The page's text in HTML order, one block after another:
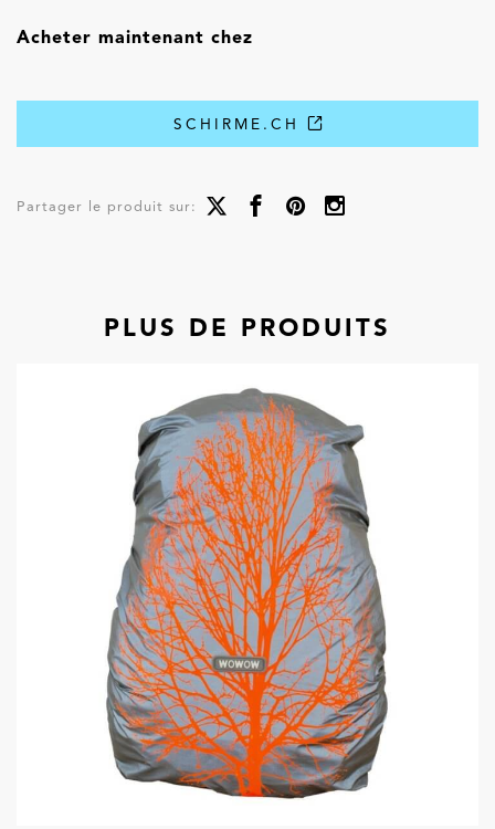
Acheter maintenant chez
SCHIRME.CH
Partager le produit sur:
PLUS DE PRODUITS